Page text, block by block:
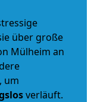
über große
Mülheim an
, um
verläuft.